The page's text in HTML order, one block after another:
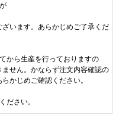
います。あらかじめご了承くだ
から生産を行っておりますの
せん。かならず注文内容確認の
かじめご確認ください。
ださい。